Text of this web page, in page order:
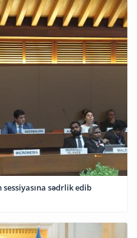
sessiyasına sədrlik edib